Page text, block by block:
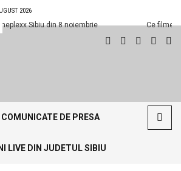
2026
Sibiu din 8 noiembrie Ce filme noi
COMUNICATE DE PRESA
LIVE DIN JUDETUL SIBIU